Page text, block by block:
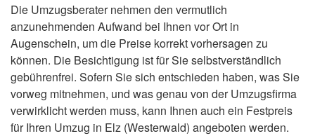
Die Umzugsberater nehmen den vermutlich
anzunehmenden Aufwand bei Ihnen vor Ort in
Augenschein, um die Preise korrekt vorhersagen zu
können. Die Besichtigung ist für Sie selbstverständlich
gebührenfrei. Sofern Sie sich entschieden haben, was Sie
vorweg mitnehmen, und was genau von der Umzugsfirma
verwirklicht werden muss, kann Ihnen auch ein Festpreis
für Ihren Umzug in Elz (Westerwald) angeboten werden.